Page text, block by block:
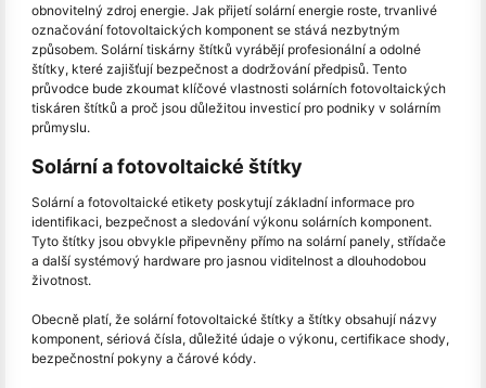
obnovitelný zdroj energie. Jak přijetí solární energie roste, trvanlivé
označování fotovoltaických komponent se stává nezbytným
způsobem. Solární tiskárny štítků vyrábějí profesionální a odolné
štítky, které zajišťují bezpečnost a dodržování předpisů. Tento
průvodce bude zkoumat klíčové vlastnosti solárních fotovoltaických
tiskáren štítků a proč jsou důležitou investicí pro podniky v solárním
průmyslu.
Solární a fotovoltaické štítky
Solární a fotovoltaické etikety poskytují základní informace pro
identifikaci, bezpečnost a sledování výkonu solárních komponent.
Tyto štítky jsou obvykle připevněny přímo na solární panely, střídače
a další systémový hardware pro jasnou viditelnost a dlouhodobou
životnost.
Obecně platí, že solární fotovoltaické štítky a štítky obsahují názvy
komponent, sériová čísla, důležité údaje o výkonu, certifikace shody,
bezpečnostní pokyny a čárové kódy.